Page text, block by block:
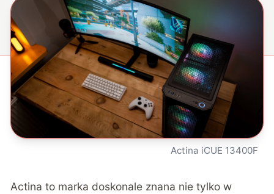
Actina iCUE 13400F
Actina to marka doskonale znana nie tylko w